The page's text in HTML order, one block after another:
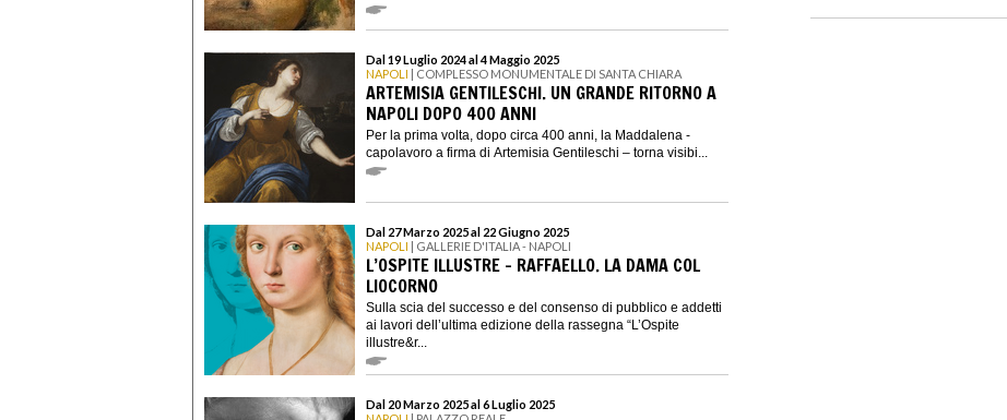
Dal 19 Luglio 2024 al 4 Maggio 2025
NAPOLI | COMPLESSO MONUMENTALE DI SANTA CHIARA
ARTEMISIA GENTILESCHI. UN GRANDE RITORNO A
NAPOLI DOPO 400 ANNI
Per la prima volta, dopo circa 400 anni, la Maddalena -
capolavoro a firma di Artemisia Gentileschi – torna visibi...
Dal 27 Marzo 2025 al 22 Giugno 2025
NAPOLI | GALLERIE D'ITALIA - NAPOLI
L’OSPITE ILLUSTRE - RAFFAELLO. LA DAMA COL
LIOCORNO
Sulla scia del successo e del consenso di pubblico e addetti
ai lavori dell’ultima edizione della rassegna “L’Ospite
illustre&r...
Dal 20 Marzo 2025 al 6 Luglio 2025